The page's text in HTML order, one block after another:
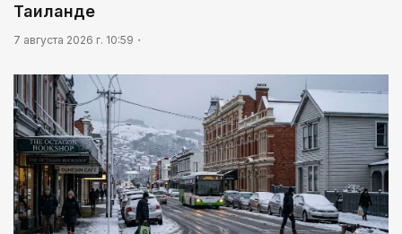
Таиланде
7 августа 2026 г. 10:59